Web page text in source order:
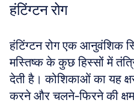
हंटिंग्टन रोग
हंटिंग्टन रोग एक आनुवंशिक
मस्तिष्क के कुछ हिस्सों में
देती है। कोशिकाओं का यह
करने और चलने-फिरने की